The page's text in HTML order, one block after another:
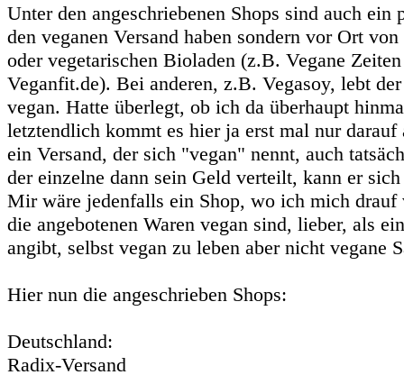
Unter den angeschriebenen Shops sind auch ein
den veganen Versand haben sondern vor Ort
oder vegetarischen Bioladen (z.B. Vegane
Veganfit.de). Bei anderen, z.B. Vegasoy, lebt
vegan. Hatte überlegt, ob ich da überhaupt
letztendlich kommt es hier ja erst mal nur darauf
ein Versand, der sich "vegan" nennt, auch
der einzelne dann sein Geld verteilt, kann er
Mir wäre jedenfalls ein Shop, wo ich mich drauf
die angebotenen Waren vegan sind, lieber, als
angibt, selbst vegan zu leben aber nicht vegane
Hier nun die angeschrieben Shops:
Deutschland:
Radix-Versand